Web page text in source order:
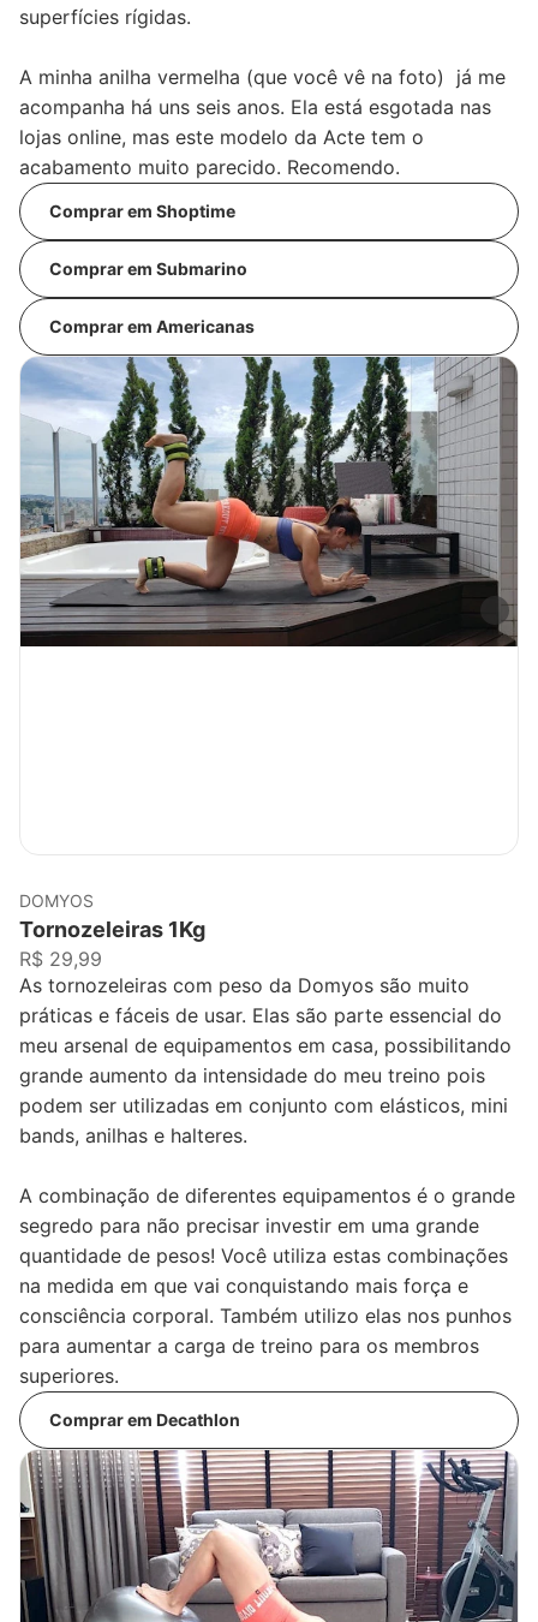
superfícies rígidas.
A minha anilha vermelha (que você vê na foto) já me
acompanha há uns seis anos. Ela está esgotada nas
lojas online, mas este modelo da Acte tem o
acabamento muito parecido. Recomendo.
Comprar em Shoptime
Comprar em Submarino
Comprar em Americanas
DOMYOS
Tornozeleiras 1Kg
R$ 29,99
As tornozeleiras com peso da Domyos são muito
práticas e fáceis de usar. Elas são parte essencial do
meu arsenal de equipamentos em casa, possibilitando
grande aumento da intensidade do meu treino pois
podem ser utilizadas em conjunto com elásticos, mini
bands, anilhas e halteres.
A combinação de diferentes equipamentos é o grande
segredo para não precisar investir em uma grande
quantidade de pesos! Você utiliza estas combinações
na medida em que vai conquistando mais força e
consciência corporal. Também utilizo elas nos punhos
para aumentar a carga de treino para os membros
superiores.
Comprar em Decathlon